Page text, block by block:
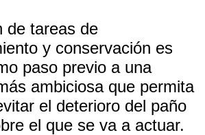
de tareas de
y conservación es
paso previo a una
ambiciosa que permita
el deterioro del paño
el que se va a actuar.